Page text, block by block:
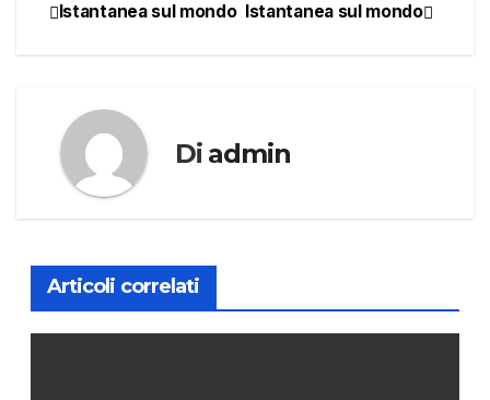
NavigazioneIstantanea sul mondo
Istantanea sul mondo
Di admin
Articoli correlati